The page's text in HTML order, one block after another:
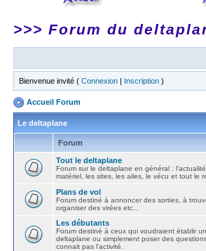
>>> Forum du
Bienvenue invité ( Connexion | Inscription )
Accueil Forum
Le deltaplane
Forum
Tout le deltaplane
Forum sur le deltaplane en général :
matériel, les sites, les ailes, le vécu et tout le
Plans de vol
Forum destiné à annoncer des sorties, à
organiser des virées etc...
Les débutants
Forum destiné à ceux qui voudraient établir
deltaplane ou simplement poser des
connait pas l'activité.